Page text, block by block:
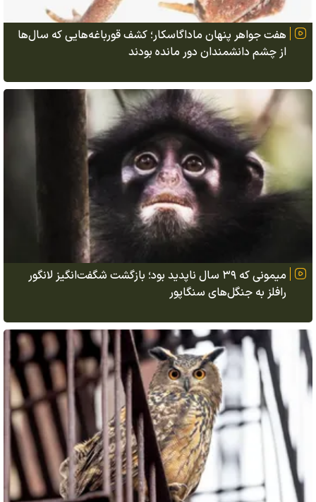
هفت جواهر پنهان ماداگاسکار؛ کشف قورباغه‌هایی که سال‌ها
از چشم دانشمندان دور مانده بودند
میمونی که ۳۹ سال ناپدید بود؛ بازگشت شگفت‌انگیز لانگور
رافلز به جنگل‌های سنگاپور